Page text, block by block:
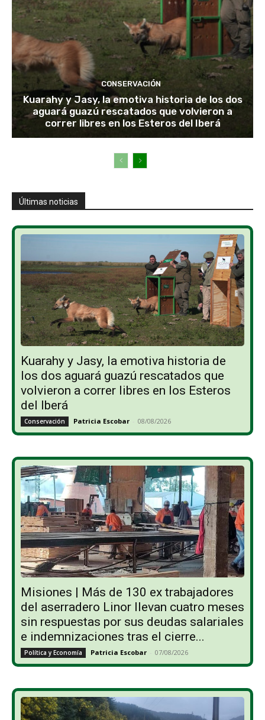
CONSERVACIÓN
Kuarahy y Jasy, la emotiva historia de los dos
aguará guazú rescatados que volvieron a
correr libres en los Esteros del Iberá
Últimas noticias
Kuarahy y Jasy, la emotiva historia de
los dos aguará guazú rescatados que
volvieron a correr libres en los Esteros
del Iberá
Conservación Patricia Escobar - 08/08/2026
Misiones | Más de 130 ex trabajadores
del aserradero Linor llevan cuatro meses
sin respuestas por sus deudas salariales
e indemnizaciones tras el cierre...
Política y Economía Patricia Escobar - 07/08/2026